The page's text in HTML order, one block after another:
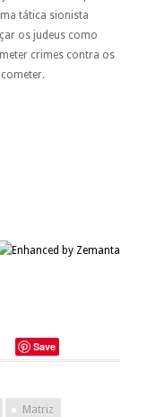
tática sionista
os judeus como
crimes contra os
Save
Matriz